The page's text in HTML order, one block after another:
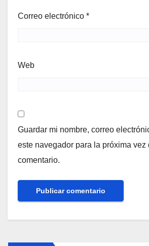
Correo electrónico *
Web
Guardar mi nombre, correo
este navegador para la próxima vez
comentario.